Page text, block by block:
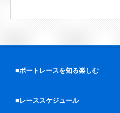
■ボートレースを知る楽しむ
■レーススケジュール